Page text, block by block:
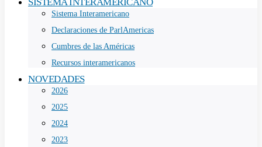
Sistema Interamericano
Declaraciones de ParlAmericas
Cumbres de las Américas
Recursos interamericanos
NOVEDADES
2026
2025
2024
2023